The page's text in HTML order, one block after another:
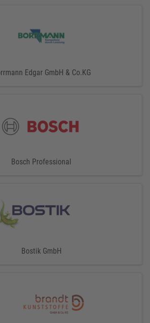
Edgar GmbH & Co.KG
Bosch Professional
Bostik GmbH